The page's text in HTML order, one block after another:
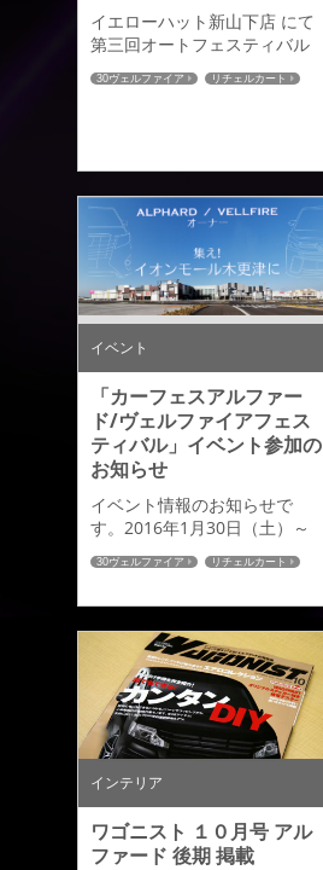
イエローハット新山下店 にて
第三回オートフェスティバル
に参加させていただきました
のでご報告させていただきま
強風の為、安全面を考慮して
午後からイベントが中止にな
る残念な事となってしましま
した。イベントへのご参加を
予定しておりました皆様には
この場をかりてお詫び申し上
げます。 アドミレイション：
30ヴェルファイア
リチェルカート
イベント
「カーフェスアルファー
ド/ヴェルファイアフェス
ティバル」イベント参加の
お知らせ
イベント情報のお知らせで
す。2016年1月30日（土）～
31日（日） 2日間にわたり イ
オンモール木更津にて下記の
ェルファイア フェスティバ
ル」アドミレイションも新作
の３０ヴェルファイア「リチ
ェルカート」のデモカーで参
加いたします。 また開催日に
はドレコンも開催されますの
で カスタムされたアルファー
ド・ベルファイアにお乗りの
オーナー様はエント...
30ヴェルファイア
リチェルカート
インテリア
インテリア
ワゴニスト １０月号 アル
ファード 後期 掲載